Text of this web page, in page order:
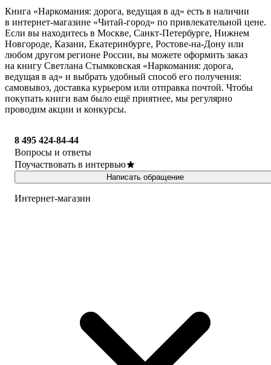
Книга «Наркомания: дорога, ведущая в ад» есть в наличии
в интернет-магазине «Читай-город» по привлекательной цене.
Если вы находитесь в Москве, Санкт-Петербурге, Нижнем
Новгороде, Казани, Екатеринбурге, Ростове-на-Дону или
любом другом регионе России, вы можете оформить заказ
на книгу Светлана Стымковская «Наркомания: дорога,
ведущая в ад» и выбрать удобный способ его получения:
самовывоз, доставка курьером или отправка почтой. Чтобы
покупать книги вам было ещё приятнее, мы регулярно
проводим акции и конкурсы.
8 495 424-84-44
Вопросы и ответы
Поучаствовать в интервью
Написать обращение
Интернет-магазин